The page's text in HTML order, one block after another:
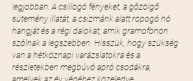
legjobban. A csillogó fényeket, a gőzölgő
sütemény illatát, a csizmánk alatt ropogó hó
hangját és a régi dalokat, amik gramofonon
szólnak a legszebben. Hisszük, hogy szükség
van a hétköznapi varázslatokra és a
részletekben megbúvó apró csodákra,
amelyek az év végéhez közeledve